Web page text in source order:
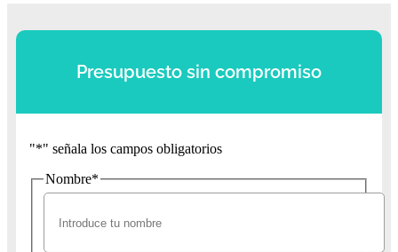
Presupuesto sin compromiso
"*" señala los campos obligatorios
Nombre*